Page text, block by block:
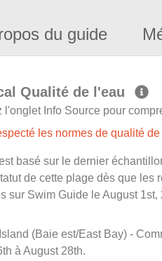
du guide
Qualité de l'eau
l'onglet Info Source pour
les normes de qualité
basé sur le dernier
de cette plage dès que les
sur Swim Guide le August 1st,
Island (Baie est/East Bay) -
à August 28th.